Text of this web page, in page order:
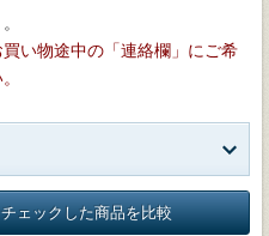
い物途中の「連絡欄」にご希
チェックした商品を比較